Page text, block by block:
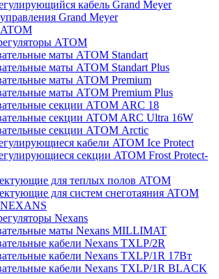
кабель Grand Meyer
Grand Meyer
АТОМ
маты АТОМ Standart
маты АТОМ Standart Plus
маты АТОМ Premium
маты АТОМ Premium Plus
секции АТОМ ARC 18
секции ATOM ARC Ultra 16W
секции АТОМ Arctic
кабели ATOM Ice Protect
секции ATOM Frost Protect-
для теплых полов ATOM
для систем снеготаяния ATOM
Nexans
маты Nexans MILLIMAT
кабели Nexans TXLP/2R
кабели Nexans TXLP/1R 17Вт
кабели Nexans TXLP/1R BLACK